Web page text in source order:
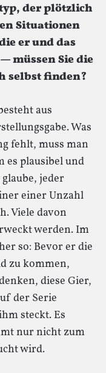
der plötzlich
Situationen
er und das
müssen Sie die
selbst finden?
aus
Was
fehlt, muss man
es plausibel und
jeder
einer Unzahl
Viele davon
werden. Im
so: Bevor er die
zu kommen,
diese Gier,
der Serie
steckt. Es
nur nicht zum
wird.